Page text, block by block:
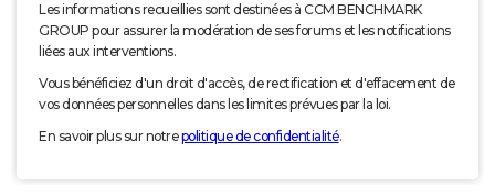
Les informations recueillies sont destinées à CCM BENCHMARK
GROUP pour assurer la modération de ses forums et les notifications
liées aux interventions.
Vous bénéficiez d'un droit d'accès, de rectification et d'effacement de
vos données personnelles dans les limites prévues par la loi.
En savoir plus sur notrepolitique de confidentialité.